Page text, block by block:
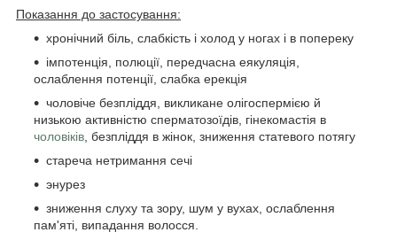
Показання до застосування:
хронічний біль, слабкість і холод у ногах і в попереку
імпотенція, полюції, передчасна еякуляція,
ослаблення потенції, слабка ерекція
чоловіче безпліддя, викликане олігоспермією й
низькою активністю сперматозоїдів, гінекомастія в
чоловіків, безпліддя в жінок, зниження статевого потягу
стареча нетримання сечі
энурез
зниження слуху та зору, шум у вухах, ослаблення
пам'яті, випадання волосся.